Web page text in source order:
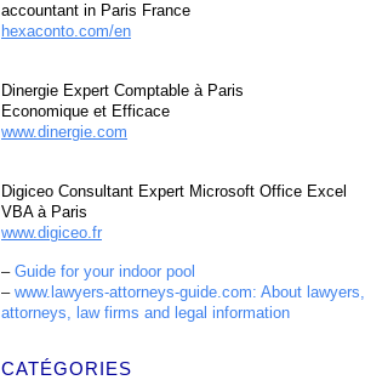
accountant in Paris France
hexaconto.com/en
Dinergie Expert Comptable à Paris
Economique et Efficace
www.dinergie.com
Digiceo Consultant Expert Microsoft Office Excel
VBA à Paris
www.digiceo.fr
– Guide for your indoor pool
– www.lawyers-attorneys-guide.com: About lawyers,
attorneys, law firms and legal information
CATÉGORIES